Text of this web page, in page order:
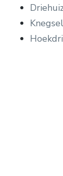
Knegsel